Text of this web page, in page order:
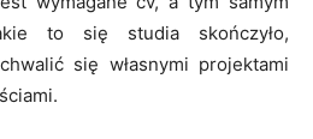
to się studia skończyło,
się własnymi projektami